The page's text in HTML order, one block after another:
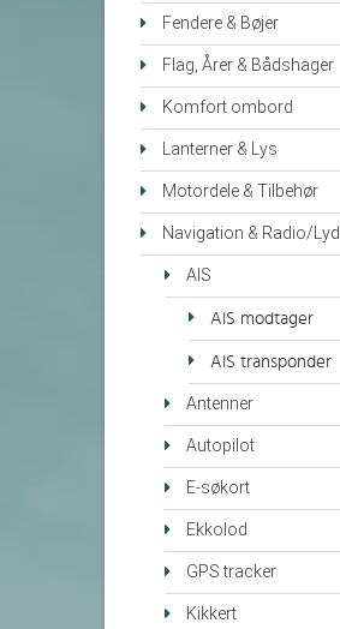
Fendere & Bøjer
Flag, Årer & Bådshager
Komfort ombord
Lanterner & Lys
Motordele & Tilbehør
Navigation & Radio/Lyd
AIS
AIS modtager
AIS transponder
Antenner
Autopilot
E-søkort
Ekkolod
GPS tracker
Kikkert